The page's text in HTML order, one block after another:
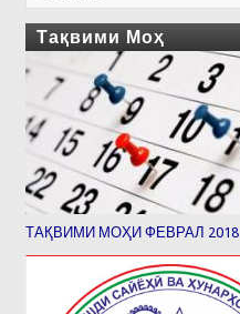
Тақвими Моҳ
ТАҚВИМИ МОҲИ ФЕВРАЛ 2018